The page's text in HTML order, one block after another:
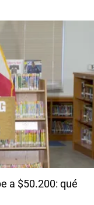
a $50.200: qué